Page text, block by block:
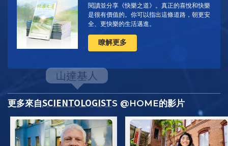
閱讀並分享《快樂之道》。 真正的喜悅和快樂
是很有價值的。你可以指出這條道路，朝更安
全、更快樂的生活邁進。
瞭解更多
更多來自SCIENTOLOGISTS @HOME的影片